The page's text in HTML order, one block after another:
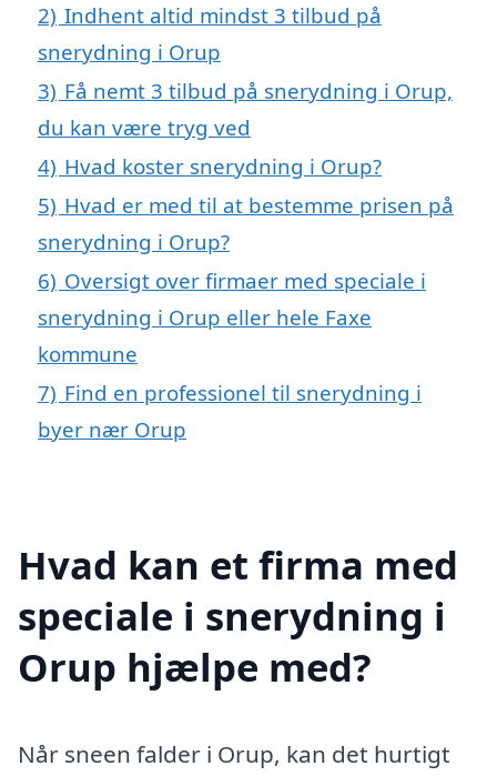
2) Indhent altid mindst 3 tilbud på
snerydning i Orup
3) Få nemt 3 tilbud på snerydning i Orup,
du kan være tryg ved
4) Hvad koster snerydning i Orup?
5) Hvad er med til at bestemme prisen på
snerydning i Orup?
6) Oversigt over firmaer med speciale i
snerydning i Orup eller hele Faxe
kommune
7) Find en professionel til snerydning i
byer nær Orup
Hvad kan et firma med
speciale i snerydning i
Orup hjælpe med?
Når sneen falder i Orup, kan det hurtigt